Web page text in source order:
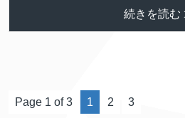
続きを読
Page 1 of 3 1 2 3